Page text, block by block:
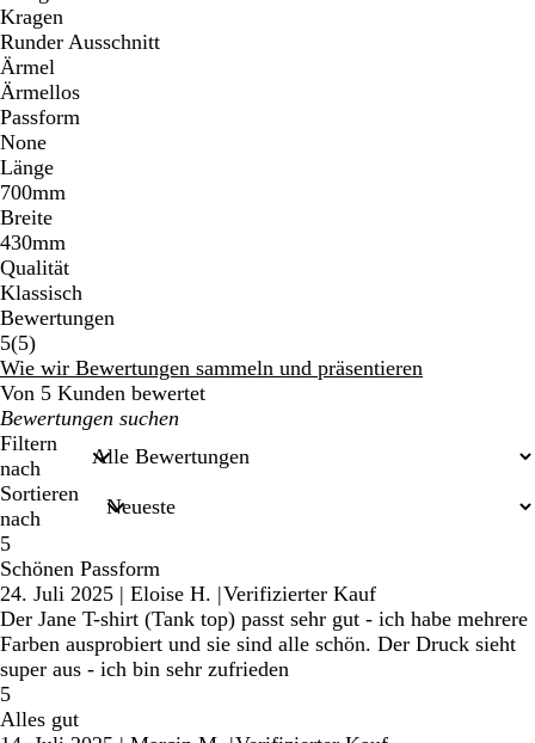
Kragen
Runder Ausschnitt
Ärmel
Ärmellos
Passform
None
Länge
700mm
Breite
430mm
Qualität
Klassisch
Bewertungen
5(55
Bewertungen
)
Wie wir Bewertungen sammeln und präsentieren
Von 5 Kunden bewertet
Meine
Sucheingaben
Filtern
nach
Sortieren
nach
5
Schönen Passform
24. Juli 2025 | Eloise H. |Verifizierter Kauf
Der Jane T-shirt (Tank top) passt sehr gut - ich habe mehrere
Farben ausprobiert und sie sind alle schön. Der Druck sieht
super aus - ich bin sehr zufrieden
5
Alles gut